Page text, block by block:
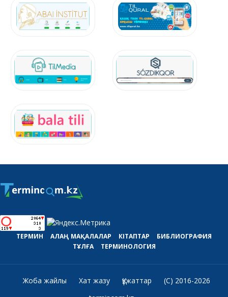
ТЕРМИН АЛАҢ МАҚАЛАЛАР КІТАПТАР
БИБЛИОГРАФИЯ
ТҰЛҒА
ТЕРМИНОЛОГИЯ
Жоба жайлы Хат жазу Құжаттар
(C) 2016-2026